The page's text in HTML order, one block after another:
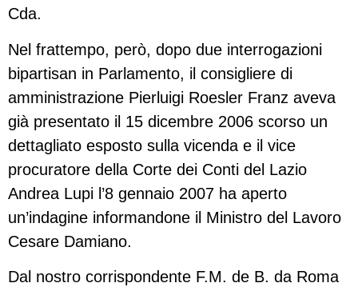
Cda.
Nel frattempo, però, dopo due interrogazioni
bipartisan in Parlamento, il consigliere di
amministrazione Pierluigi Roesler Franz aveva
già presentato il 15 dicembre 2006 scorso un
dettagliato esposto sulla vicenda e il vice
procuratore della Corte dei Conti del Lazio
Andrea Lupi l’8 gennaio 2007 ha aperto
un’indagine informandone il Ministro del Lavoro
Cesare Damiano.
Dal nostro corrispondente F.M. de B. da Roma